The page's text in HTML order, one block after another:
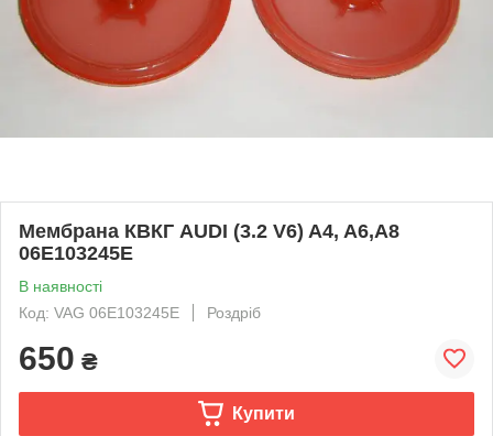
Мембрана КВКГ AUDI (3.2 V6) A4, A6,A8
06E103245E
В наявності
Код: VAG 06E103245E
Роздріб
650 ₴
Купити